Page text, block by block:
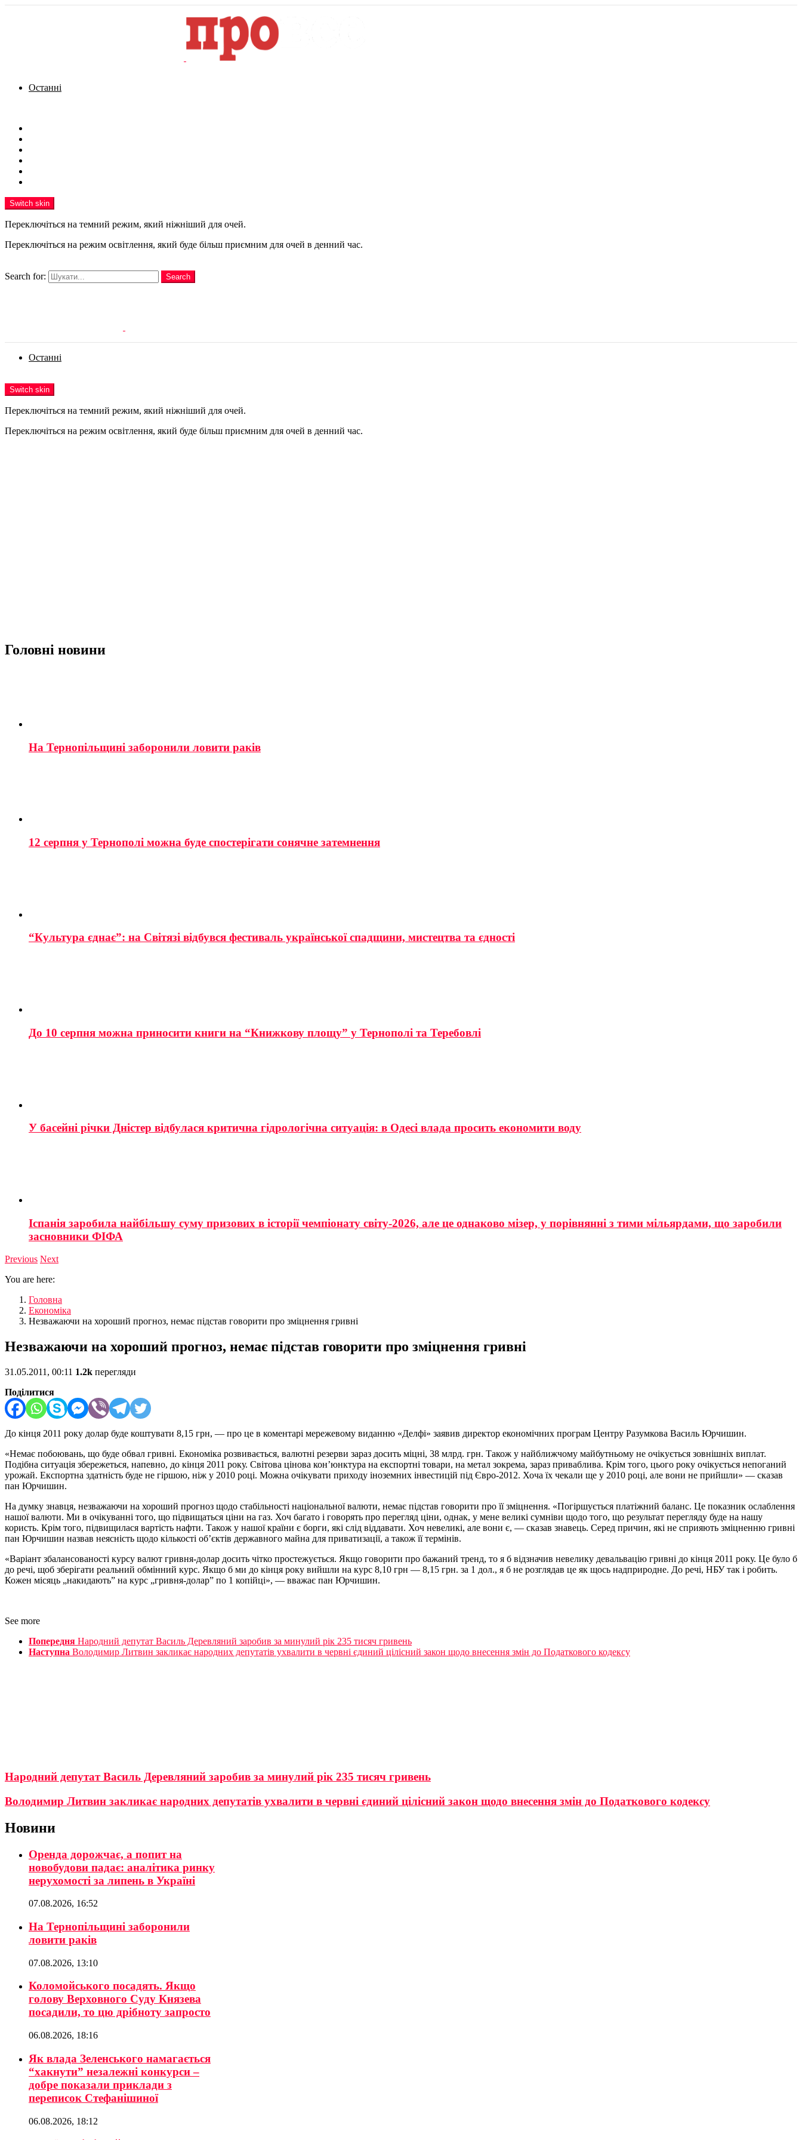
Останні
Switch skin
Переключіться на темний режим, який ніжніший для очей.
Переключіться на режим освітлення, який буде більш приємним для очей в денний час.
Search for:
Search
Останні
Switch skin
Переключіться на темний режим, який ніжніший для очей.
Переключіться на режим освітлення, який буде більш приємним для очей в денний час.
Головні новини
На Тернопільщині заборонили ловити раків
12 серпня у Тернополі можна буде спостерігати сонячне затемнення
“Культура єднає”: на Світязі відбувся фестиваль української спадщини, мистецтва та єдності
До 10 серпня можна приносити книги на “Книжкову площу” у Тернополі та Теребовлі
У басейні річки Дністер відбулася критична гідрологічна ситуація: в Одесі влада просить економити воду
Іспанія заробила найбільшу суму призових в історії чемпіонату світу-2026, але це однаково мізер, у порівнянні з тими мільярдами, що заробили
засновники ФІФА
Previous Next
You are here:
Головна
Економіка
Незважаючи на хороший прогноз, немає підстав говорити про зміцнення гривні
Незважаючи на хороший прогноз, немає підстав говорити про зміцнення гривні
31.05.2011, 00:11 1.2k перегляди
Поділитися
До кінця 2011 року долар буде коштувати 8,15 грн, — про це в коментарі мережевому виданню «Делфі» заявив директор економічних програм Центру Разумкова Василь Юрчишин.
«Немає побоювань, що буде обвал гривні. Економіка розвивається, валютні резерви зараз досить міцні, 38 млрд. грн. Також у найближчому майбутньому не очікується зовнішніх виплат.
Подібна ситуація збережеться, напевно, до кінця 2011 року. Світова цінова кон’юнктура на експортні товари, на метал зокрема, зараз приваблива. Крім того, цього року очікується непоганий
урожай. Експортна здатність буде не гіршою, ніж у 2010 році. Можна очікувати приходу іноземних інвестицій під Євро-2012. Хоча їх чекали ще у 2010 році, але вони не прийшли» — сказав
пан Юрчишин.
На думку знавця, незважаючи на хороший прогноз щодо стабільності національної валюти, немає підстав говорити про її зміцнення. «Погіршується платіжний баланс. Це показник ослаблення
нашої валюти. Ми в очікуванні того, що підвищаться ціни на газ. Хоч багато і говорять про перегляд ціни, однак, у мене великі сумніви щодо того, що результат перегляду буде на нашу
користь. Крім того, підвищилася вартість нафти. Також у нашої країни є борги, які слід віддавати. Хоч невеликі, але вони є, — сказав знавець. Серед причин, які не сприяють зміцненню гривні
пан Юрчишин назвав неясність щодо кількості об’єктів державного майна для приватизації, а також її термінів.
«Варіант збалансованості курсу валют гривня-долар досить чітко простежується. Якщо говорити про бажаний тренд, то я б відзначив невелику девальвацію гривні до кінця 2011 року. Це було б
до речі, щоб зберігати реальний обмінний курс. Якщо б ми до кінця року вийшли на курс 8,10 грн — 8,15 грн. за 1 дол., я б не розглядав це як щось надприродне. До речі, НБУ так і робить.
Кожен місяць „накидають” на курс „гривня-долар” по 1 копійці», — вважає пан Юрчишин.
See more
Попередня Народний депутат Василь Деревляний заробив за минулий рік 235 тисяч гривень
Наступна Володимир Литвин закликає народних депутатів ухвалити в червні єдиний цілісний закон щодо внесення змін до Податкового кодексу
Народний депутат Василь Деревляний заробив за минулий рік 235 тисяч гривень
Володимир Литвин закликає народних депутатів ухвалити в червні єдиний цілісний закон щодо внесення змін до Податкового кодексу
Новини
Оренда дорожчає, а попит на
новобудови падає: аналітика ринку
нерухомості за липень в Україні
07.08.2026, 16:52
На Тернопільщині заборонили
ловити раків
07.08.2026, 13:10
Коломойського посадять. Якщо
голову Верховного Суду Князева
посадили, то цю дрібноту запросто
06.08.2026, 18:16
Як влада Зеленського намагається
“хакнути” незалежні конкурси –
добре показали приклади з
переписок Стефанішиної
06.08.2026, 18:12